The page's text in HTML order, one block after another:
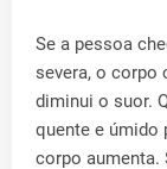
Se a pessoa
severa, o corpo
diminui o suor.
quente e úmido
corpo aumenta.